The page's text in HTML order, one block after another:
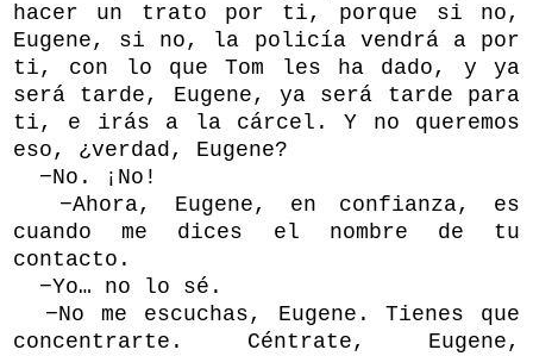
hacer un trato por ti, porque si no,
Eugene, si no, la policía vendrá a por
ti, con lo que Tom les ha dado, y ya
será tarde, Eugene, ya será tarde para
ti, e irás a la cárcel. Y no queremos
eso, ¿verdad, Eugene?
−No. ¡No!
−Ahora, Eugene, en confianza, es
cuando me dices el nombre de tu
contacto.
−Yo… no lo sé.
−No me escuchas, Eugene. Tienes que
concentrarte. Céntrate, Eugene,